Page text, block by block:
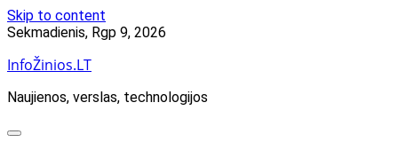
Skip to content
Sekmadienis, Rgp 9, 2026
InfoŽinios.LT
Naujienos, verslas, technologijos